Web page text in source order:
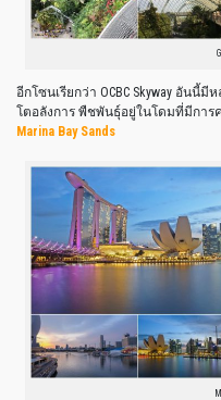
อีกโซนเรียกว่า OCBC Skyway อัน
โตอลังการ พืชพันธุ์อยู่ในโดมที่มีกา
Marina Bay Sands